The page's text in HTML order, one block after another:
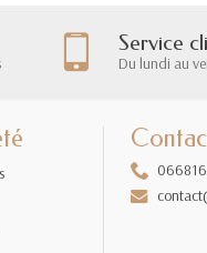
Service
Du lundi au